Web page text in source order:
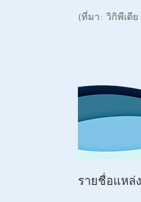
(ที่มา: วิกิพีเดีย
รายชื่อแหล่